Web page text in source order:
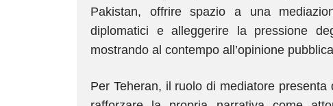
Pakistan, offrire spazio a una
diplomatici e alleggerire la pressione
mostrando al contempo all’opinione
Per Teheran, il ruolo di mediatore